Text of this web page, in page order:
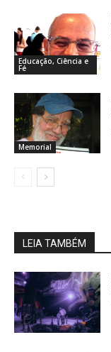
Educação, Ciência e
Fé
Memorial
LEIA TAMBÉM